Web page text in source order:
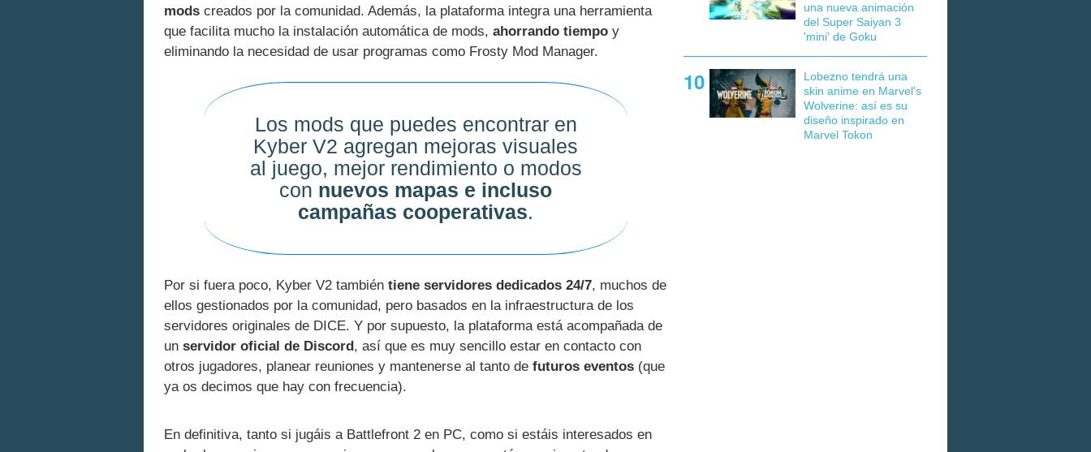
mods creados por la comunidad. Además, la plataforma integra una herramienta
que facilita mucho la instalación automática de mods, ahorrando tiempo y
eliminando la necesidad de usar programas como Frosty Mod Manager.
Los mods que puedes encontrar en
Kyber V2 agregan mejoras visuales
al juego, mejor rendimiento o modos
con nuevos mapas e incluso
campañas cooperativas.
Por si fuera poco, Kyber V2 también tiene servidores dedicados 24/7, muchos de
ellos gestionados por la comunidad, pero basados en la infraestructura de los
servidores originales de DICE. Y por supuesto, la plataforma está acompañada de
un servidor oficial de Discord, así que es muy sencillo estar en contacto con
otros jugadores, planear reuniones y mantenerse al tanto de futuros eventos (que
ya os decimos que hay con frecuencia).
En definitiva, tanto si jugáis a Battlefront 2 en PC, como si estáis interesados en
una nueva animación
del Super Saiyan 3
'mini' de Goku
Lobezno tendrá una
skin anime en Marvel's
Wolverine: así es su
diseño inspirado en
Marvel Tokon